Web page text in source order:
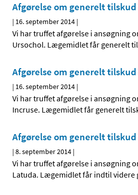
Afgørelse om generelt
| 16. september 2014 |
Vi har truffet afgørelse i ansøgning
Ursochol. Lægemidlet får generelt
Afgørelse om generelt
| 16. september 2014 |
Vi har truffet afgørelse i ansøgning
Incruse. Lægemidlet får generelt
Afgørelse om generelt
|8. september 2014 |
Vi har truffet afgørelse i ansøgning
Latuda. Lægemidlet får indtil videre